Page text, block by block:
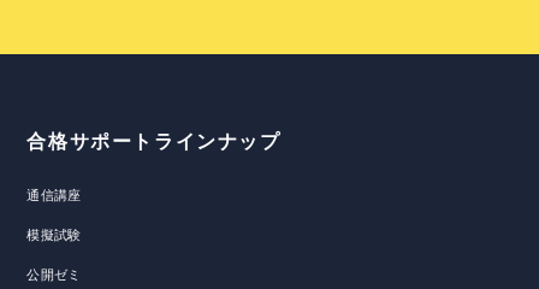
合格サポートラインナップ
通信講座
模擬試験
公開ゼミ